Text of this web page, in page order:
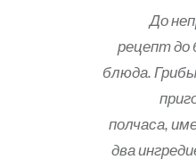
До
рецепт до
блюда.
полчаса,
два